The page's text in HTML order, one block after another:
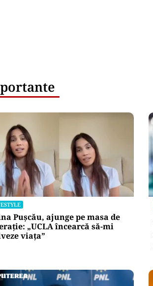
Pușcău, ajunge pe masa de
„UCLA încearcă să-mi
viața”